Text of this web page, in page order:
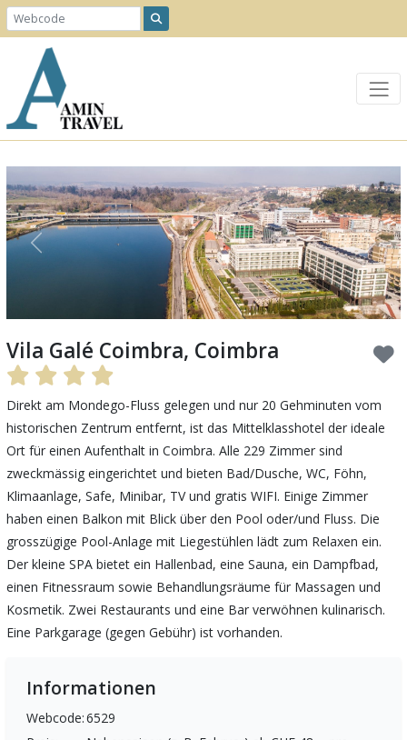
Previous Next
Vila Galé Coimbra, Coimbra
Direkt am Mondego-Fluss gelegen und nur 20 Gehminuten vom
historischen Zentrum entfernt, ist das Mittelklasshotel der ideale
Ort für einen Aufenthalt in Coimbra. Alle 229 Zimmer sind
zweckmässig eingerichtet und bieten Bad/Dusche, WC, Föhn,
Klimaanlage, Safe, Minibar, TV und gratis WIFI. Einige Zimmer
haben einen Balkon mit Blick über den Pool oder/und Fluss. Die
grosszügige Pool-Anlage mit Liegestühlen lädt zum Relaxen ein.
Der kleine SPA bietet ein Hallenbad, eine Sauna, ein Dampfbad,
einen Fitnessraum sowie Behandlungsräume für Massagen und
Kosmetik. Zwei Restaurants und eine Bar verwöhnen kulinarisch.
Eine Parkgarage (gegen Gebühr) ist vorhanden.
Informationen
Webcode:6529